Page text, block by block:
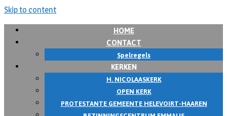
Skip to content
HOME
CONTACT
Spelregels
KERKEN
H. NICOLAASKERK
OPEN KERK
PROTESTANTE GEMEENTE HELEVOIRT-HAAREN